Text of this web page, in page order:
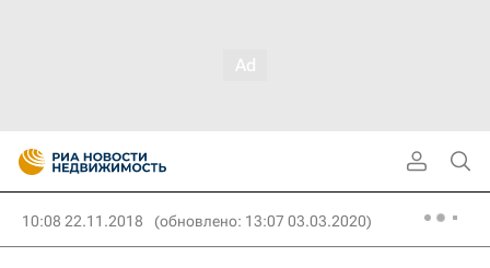
10:08 22.11.2018 (обновлено: 13:07 03.03.2020)